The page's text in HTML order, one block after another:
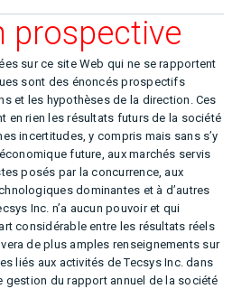
prospective
sur ce site Web qui ne se rapportent
sont des énoncés prospectifs
et les hypothèses de la direction. Ces
en rien les résultats futurs de la société
incertitudes, y compris mais sans s’y
future, aux marchés servis
posés par la concurrence, aux
dominantes et à d’autres
Inc. n’a aucun pouvoir et qui
considérable entre les résultats réels
de plus amples renseignements sur
liés aux activités de Tecsys Inc. dans
gestion du rapport annuel de la société